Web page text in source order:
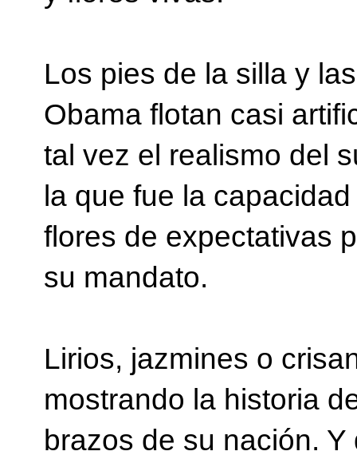
Los pies de la silla y
Obama flotan casi
tal vez el realismo del
la que fue la
flores de expectativas
su mandato.
Lirios, jazmines o
mostrando la historia
brazos de su nación.